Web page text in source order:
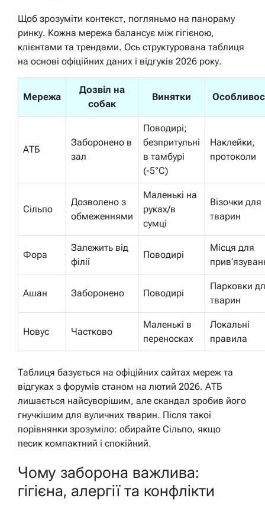
Щоб зрозуміти контекст, погляньмо на панораму
ринку. Кожна мережа балансує між гігієною,
клієнтами та трендами. Ось структурована таблиця
на основі офіційних даних і відгуків 2026 року.
Мережа
Дозвіл на
собак
Винятки
АТБ
Заборонено в
зал
Поводирі;
безпритульні
в тамбурі
(-5°C)
Наклейки,
протоколи
Сільпо
Дозволено з
обмеженнями
Маленькі на
руках/в
сумці
Візочки для
тварин
Фора
Залежить від
філії
Поводирі
Місця для
Ашан Заборонено Поводирі
Парковки
тварин
Новус Частково
Маленькі в
переносках
Локальні
правила
Таблиця базується на офіційних сайтах мереж та
відгуках з форумів станом на лютий 2026. АТБ
лишається найсуворішим, але скандал зробив його
гнучкішим для вуличних тварин. Після такої
порівнянки зрозуміло: обирайте Сільпо, якщо
песик компактний і спокійний.
Чому заборона важлива:
гігієна, алергії та конфлікти